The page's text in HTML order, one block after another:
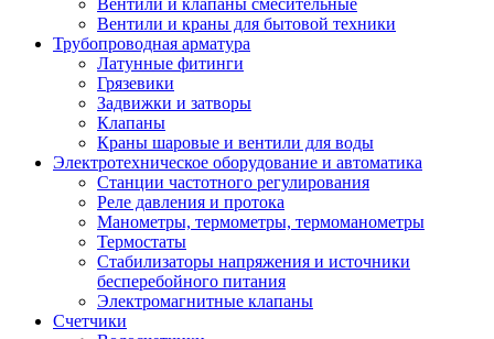
Вентили и клапаны смесительные
Вентили и краны для бытовой техники
Трубопроводная арматура
Латунные фитинги
Грязевики
Задвижки и затворы
Клапаны
Краны шаровые и вентили для воды
Электротехническое оборудование и автоматика
Станции частотного регулирования
Реле давления и протока
Манометры, термометры, термоманометры
Термостаты
Стабилизаторы напряжения и источники
бесперебойного питания
Электромагнитные клапаны
Счетчики